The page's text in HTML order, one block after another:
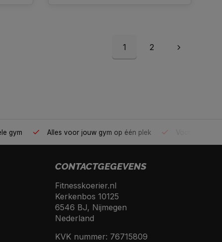
1 2
gym Alles voor jouw gym op één plek
CONTACTGEGEVENS
Fitnesskoerier.nl
Kerkenbos 10125
6546 BJ, Nijmegen
Nederland
KVK nummer: 76715809